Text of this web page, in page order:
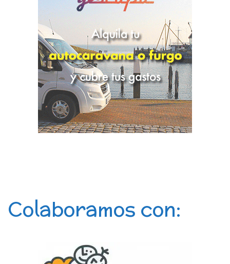
Colaboramos con: